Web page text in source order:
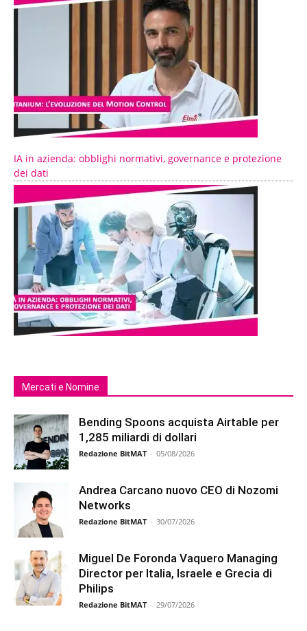
IA in azienda: obblighi normativi, governance e protezione
dei dati
Mercati e Nomine
Bending Spoons acquista Airtable per
1,285 miliardi di dollari
Redazione BitMAT - 05/08/2026
Andrea Carcano nuovo CEO di Nozomi
Networks
Redazione BitMAT - 30/07/2026
Miguel De Foronda Vaquero Managing
Director per Italia, Israele e Grecia di
Philips
Redazione BitMAT - 29/07/2026